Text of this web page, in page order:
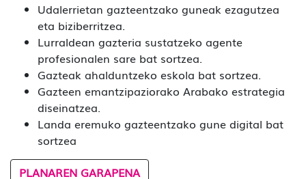
Udalerrietan gazteentzako guneak ezagutzea
eta biziberritzea.
Lurraldean gazteria sustatzeko agente
profesionalen sare bat sortzea.
Gazteak ahalduntzeko eskola bat sortzea.
Gazteen emantzipaziorako Arabako estrategia
diseinatzea.
Landa eremuko gazteentzako gune digital bat
sortzea
PLANAREN GARAPENA